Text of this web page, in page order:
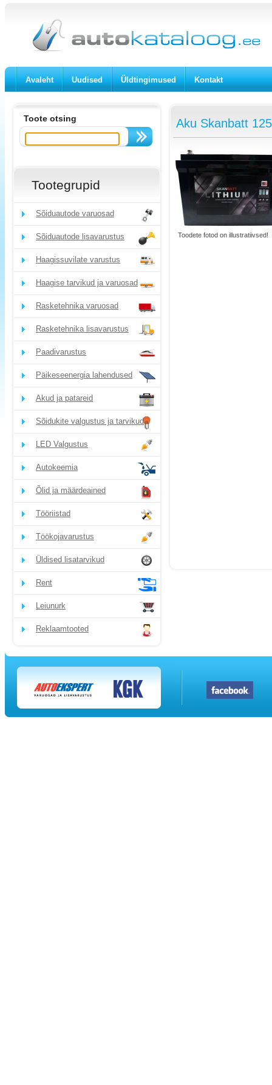
Avaleht Uudised Üldtingimused Kontakt
Toote otsing
Tootegrupid
Sõiduautode varuosad
Sõiduautode lisavarustus
Haagissuvilate varustus
Haagise tarvikud ja varuosad
Rasketehnika varuosad
Rasketehnika lisavarustus
Paadivarustus
Päikeseenergia lahendused
Akud ja patareid
Sõidukite valgustus ja tarvikud
LED Valgustus
Autokeemia
Õlid ja määrdeained
Tööriistad
Töökojavarustus
Üldised lisatarvikud
Rent
Leiunurk
Reklaamtooted
Aku Skanbatt
Toodete fotod on illustratiivsed!